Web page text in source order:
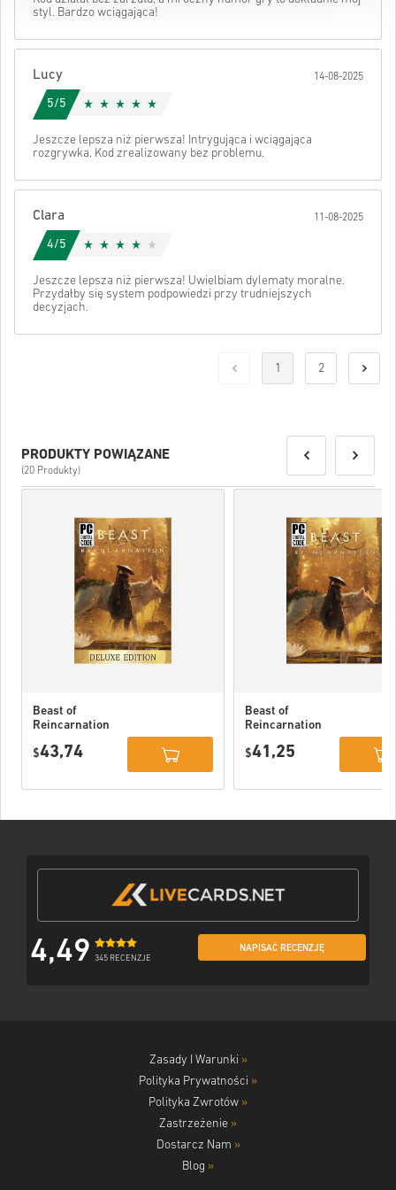
styl. Bardzo wciągająca!
Lucy 14-08-2025
5/5
Jeszcze lepsza niż pierwsza! Intrygująca i wciągająca
rozgrywka. Kod zrealizowany bez problemu.
Clara 11-08-2025
4/5
Jeszcze lepsza niż pierwsza! Uwielbiam dylematy moralne.
Przydałby się system podpowiedzi przy trudniejszych
decyzjach.
1 2
PRODUKTY POWIĄZANE
(20 Produkty)
Beast of
Reincarnation
PC (STEAM)
$43,74
Beast of
Reincarnation
$41,25
4,49 345 RECENZJE
NAPISAĆ RECENZJĘ
Zasady I Warunki »
Polityka Prywatności »
Polityka Zwrotów »
Zastrzeżenie »
Dostarcz Nam »
Blog »